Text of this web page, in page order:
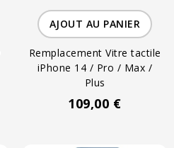
AJOUT AU PANIER
Remplacement Vitre tactile
iPhone 14 / Pro / Max /
Plus
109,00 €